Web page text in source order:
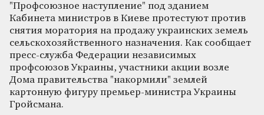
"Профсоюзное наступление" под зданием
Кабинета министров в Киеве протестуют против
снятия моратория на продажу украинских земель
сельскохозяйственного назначения. Как сообщает
пресс-служба Федерации независимых
профсоюзов Украины, участники акции возле
Дома правительства "накормили" землей
картонную фигуру премьер-министра Украины
Гройсмана.